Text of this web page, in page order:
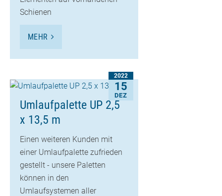
Schienen
MEHR
2022
15
DEZ
Umlaufpalette UP 2,5
x 13,5 m
Einen weiteren Kunden mit
einer Umlaufpalette zufrieden
gestellt - unsere Paletten
können in den
Umlaufsystemen aller